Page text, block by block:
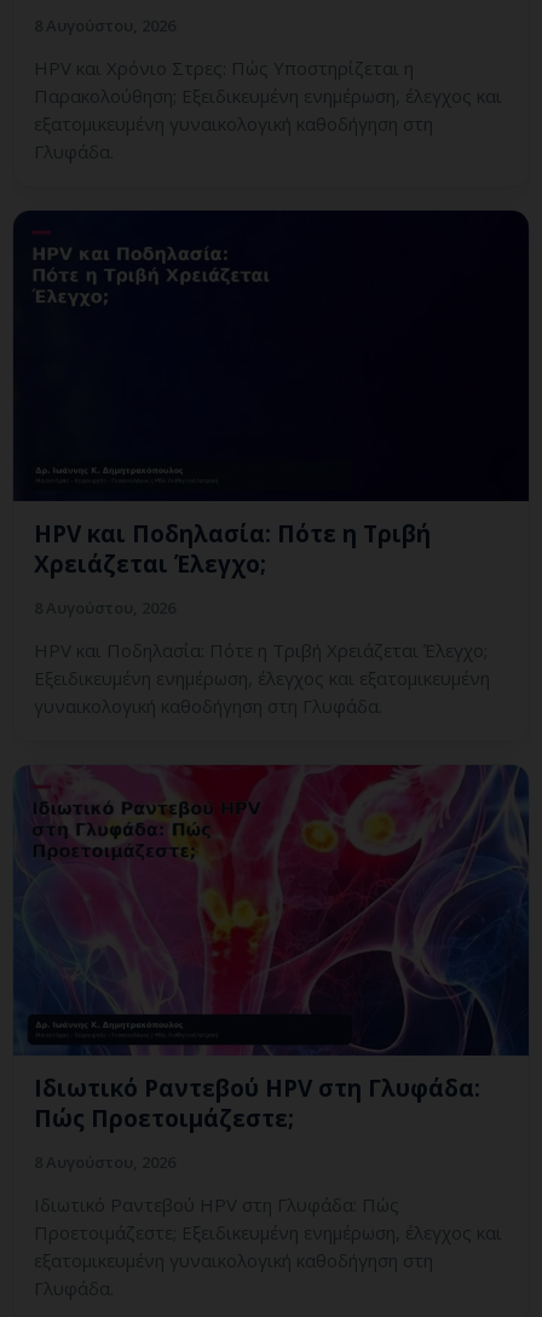
HPV και Χρόνιο Στρες: Πώς Υποστηρίζεται η
Παρακολούθηση; Εξειδικευμένη ενημέρωση, έλεγχος και
εξατομικευμένη γυναικολογική καθοδήγηση στη
Γλυφάδα.
HPV και Ποδηλασία: Πότε η Τριβή
Χρειάζεται Έλεγχο;
HPV και Ποδηλασία: Πότε η Τριβή Χρειάζεται Έλεγχο;
Εξειδικευμένη ενημέρωση, έλεγχος και εξατομικευμένη
γυναικολογική καθοδήγηση στη Γλυφάδα.
Ιδιωτικό Ραντεβού HPV στη Γλυφάδα:
Πώς Προετοιμάζεστε;
Ιδιωτικό Ραντεβού HPV στη Γλυφάδα: Πώς
Προετοιμάζεστε; Εξειδικευμένη ενημέρωση, έλεγχος και
εξατομικευμένη γυναικολογική καθοδήγηση στη
Γλυφάδα.